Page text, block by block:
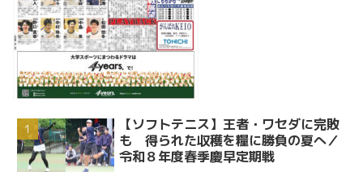
【ソフトテニス】王者・ワセダに完敗
も 得られた収穫を糧に勝負の夏へ／
令和８年度春季慶早定期戦